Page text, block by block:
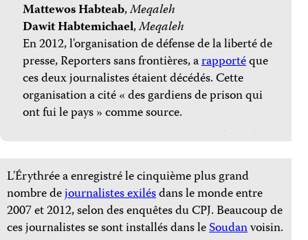
Mattewos Habteab,Meqaleh
Dawit Habtemichael,Meqaleh
En 2012, l'organisation de défense de la liberté de
presse, Reporters sans frontières, arapportéque
ces deux journalistes étaient décédés. Cette
organisation a cité « des gardiens de prison qui
ont fui le pays » comme source.
L'Érythrée a enregistré le cinquième plus grand
nombre dejournalistes exilésdans le monde entre
2007 et 2012, selon des enquêtes du CPJ. Beaucoup de
ces journalistes se sont installés dans leSoudanvoisin.